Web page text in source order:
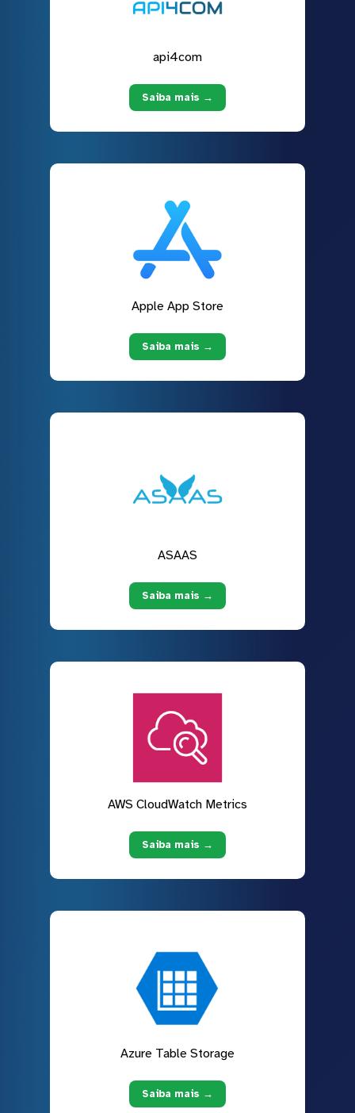
api4com
Saiba mais →
Apple App Store
Saiba mais →
ASAAS
Saiba mais →
AWS CloudWatch Metrics
Saiba mais →
Azure Table Storage
Saiba mais →